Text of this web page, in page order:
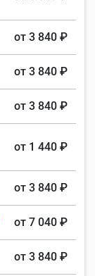
от 3 840 ₽
от 3 840 ₽
от 3 840 ₽
от 1 440 ₽
от 3 840 ₽
от 7 040 ₽
от 3 840 ₽